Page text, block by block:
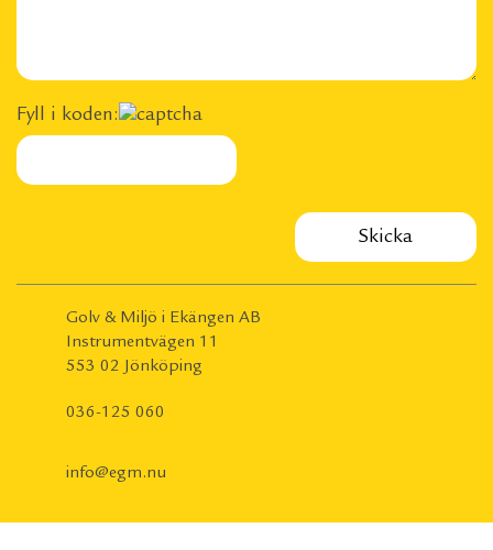
Fyll i koden:
Golv & Miljö i Ekängen AB
Instrumentvägen 11
553 02 Jönköping
036-125 060
info@egm.nu